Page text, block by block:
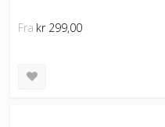
Fra kr 299,00